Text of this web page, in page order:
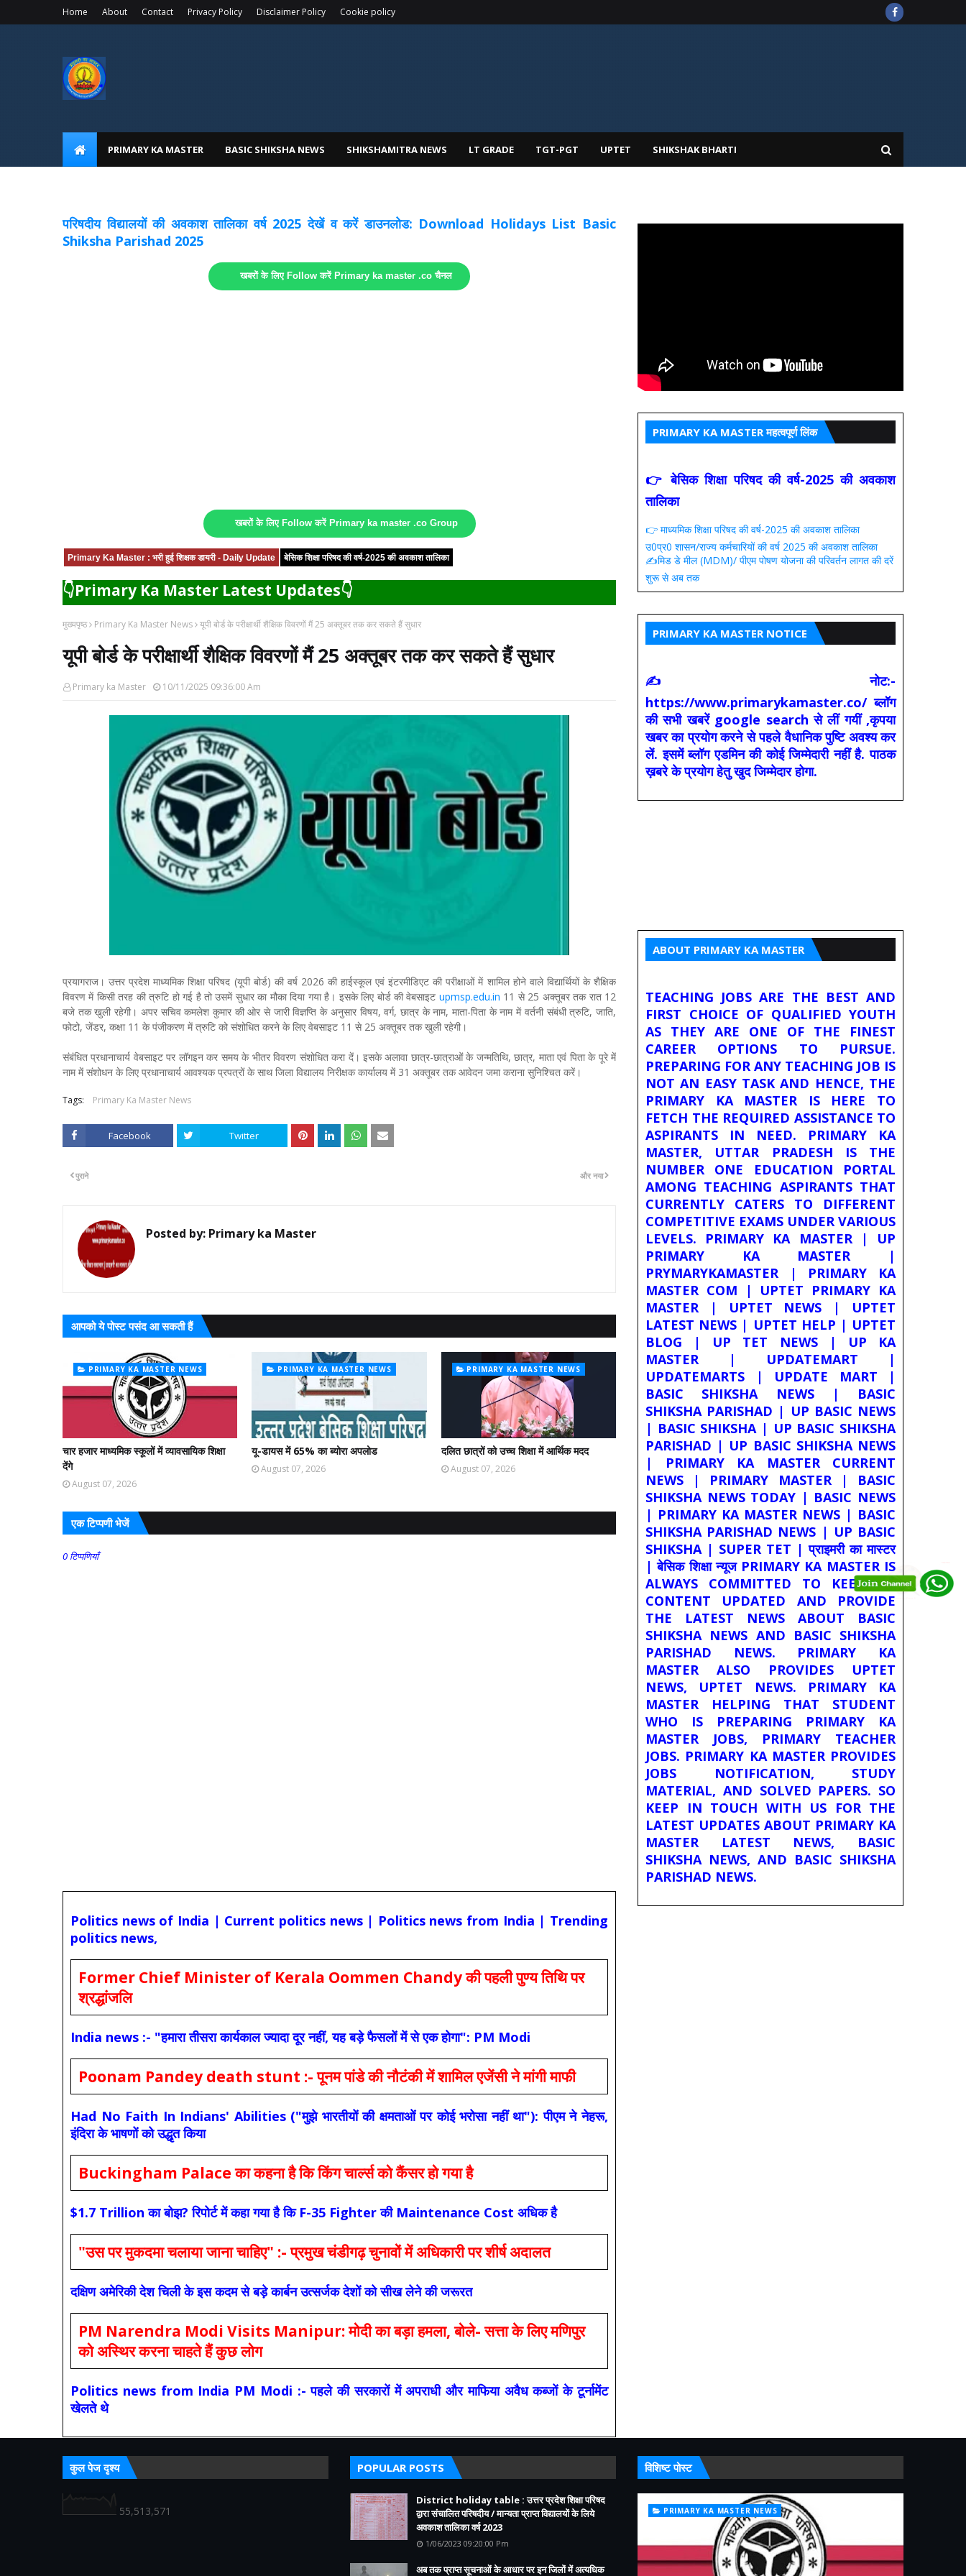
Home About Contact Privacy Policy Disclaimer Policy Cookie policy
PRIMARY KA MASTER BASIC SHIKSHA NEWS SHIKSHAMITRA NEWS LT GRADE TGT-PGT UPTET SHIKSHAK BHARTI
परिषदीय विद्यालयों की अवकाश तालिका वर्ष 2025 देखें व करें डाउनलोड: Download Holidays List Basic
Shiksha Parishad 2025
खबरों के लिए Follow करें Primary ka master .co चैनल
खबरों के लिए Follow करें Primary ka master .co Group
Primary Ka Master : भरी हुई शिक्षक डायरी - Daily Update बेसिक शिक्षा परिषद की वर्ष-2025 की अवकाश तालिका
👇Primary Ka Master Latest Updates👇
मुख्यपृष्ठ Primary Ka Master News यूपी बोर्ड के परीक्षार्थी शैक्षिक विवरणों मैं 25 अक्तूबर तक कर सकते हैं सुधार
यूपी बोर्ड के परीक्षार्थी शैक्षिक विवरणों मैं 25 अक्तूबर तक कर सकते हैं सुधार
Primary ka Master 10/11/2025 09:36:00 Am
प्रयागराज। उत्तर प्रदेश माध्यमिक शिक्षा परिषद (यूपी बोर्ड) की वर्ष 2026 की हाईस्कूल एवं इंटरमीडिएट की परीक्षाओं में शामिल होने वाले विद्यार्थियों के शैक्षिक
विवरण में किसी तरह की त्रुटि हो गई है तो उसमें सुधार का मौका दिया गया है। इसके लिए बोर्ड की वेबसाइट upmsp.edu.in 11 से 25 अक्तूबर तक रात 12
बजे तक खुली रहेगी। अपर सचिव कमलेश कुमार की ओर से जारी विज्ञप्ति के अनुसार विषय, वर्ग, छात्र के नाम, माता-पिता के नाम में वर्तनी संबंधी त्रुटि, जाति,
फोटो, जेंडर, कक्षा 11 के पंजीकरण में त्रुटि को संशोधित करने के लिए वेबसाइट 11 से 25 अक्तूबर तक खुली रहेगी।
संबंधित प्रधानाचार्य वेबसाइट पर लॉगइन कर समय के भीतर विवरण संशोधित करा दें। इसके अलावा छात्र-छात्राओं के जन्मतिथि, छात्र, माता एवं पिता के पूरे में
नाम में संशोधन के लिए प्रधानाचार्य आवश्यक प्रपत्रों के साथ जिला विद्यालय निरीक्षक कार्यालय में 31 अक्तूबर तक आवेदन जमा कराना सुनिश्चित करें।
Tags: Primary Ka Master News
Facebook Twitter
और नया
पुराने
Posted by: Primary ka Master
आपको ये पोस्ट पसंद आ सकती हैं
PRIMARY KA MASTER NEWS
चार हजार माध्यमिक स्कूलों में व्यावसायिक शिक्षा
देंगे
August 07, 2026
PRIMARY KA MASTER NEWS
यू-डायस में 65% का ब्योरा अपलोड
August 07, 2026
PRIMARY KA MASTER NEWS
दलित छात्रों को उच्च शिक्षा में आर्थिक मदद
August 07, 2026
एक टिप्पणी भेजें
0 टिप्पणियाँ
Politics news of India | Current politics news | Politics news from India | Trending
politics news,
Former Chief Minister of Kerala Oommen Chandy की पहली पुण्य तिथि पर
श्रद्धांजलि
India news :- "हमारा तीसरा कार्यकाल ज्यादा दूर नहीं, यह बड़े फैसलों में से एक होगा": PM Modi
Poonam Pandey death stunt :- पूनम पांडे की नौटंकी में शामिल एजेंसी ने मांगी माफी
Had No Faith In Indians' Abilities ("मुझे भारतीयों की क्षमताओं पर कोई भरोसा नहीं था"): पीएम ने नेहरू,
इंदिरा के भाषणों को उद्धृत किया
Buckingham Palace का कहना है कि किंग चार्ल्स को कैंसर हो गया है
$1.7 Trillion का बोझ? रिपोर्ट में कहा गया है कि F-35 Fighter की Maintenance Cost अधिक है
"उस पर मुकदमा चलाया जाना चाहिए" :- प्रमुख चंडीगढ़ चुनावों में अधिकारी पर शीर्ष अदालत
दक्षिण अमेरिकी देश चिली के इस कदम से बड़े कार्बन उत्सर्जक देशों को सीख लेने की जरूरत
PM Narendra Modi Visits Manipur: मोदी का बड़ा हमला, बोले- सत्ता के लिए मणिपुर
को अस्थिर करना चाहते हैं कुछ लोग
Politics news from India PM Modi :- पहले की सरकारों में अपराधी और माफिया अवैध कब्जों के टूर्नामेंट
खेलते थे
PRIMARY KA MASTER महत्वपूर्ण लिंक
👉 बेसिक शिक्षा परिषद की वर्ष-2025 की अवकाश
तालिका
👉 माध्यमिक शिक्षा परिषद की वर्ष-2025 की अवकाश तालिका
उ0प्र0 शासन/राज्य कर्मचारियों की वर्ष 2025 की अवकाश तालिका
✍️मिड डे मील (MDM)/ पीएम पोषण योजना की परिवर्तन लागत की दरें
शुरू से अब तक
PRIMARY KA MASTER NOTICE
✍ नोट:-
https://www.primarykamaster.co/ ब्लॉग
की सभी खबरें google search से लीं गयीं ,कृपया
खबर का प्रयोग करने से पहले वैधानिक पुष्टि अवश्य कर
लें. इसमें ब्लॉग एडमिन की कोई जिम्मेदारी नहीं है. पाठक
ख़बरे के प्रयोग हेतु खुद जिम्मेदार होगा.
ABOUT PRIMARY KA MASTER
TEACHING JOBS ARE THE BEST AND
FIRST CHOICE OF QUALIFIED YOUTH
AS THEY ARE ONE OF THE FINEST
CAREER OPTIONS TO PURSUE.
PREPARING FOR ANY TEACHING JOB IS
NOT AN EASY TASK AND HENCE, THE
PRIMARY KA MASTER IS HERE TO
FETCH THE REQUIRED ASSISTANCE TO
ASPIRANTS IN NEED. PRIMARY KA
MASTER, UTTAR PRADESH IS THE
NUMBER ONE EDUCATION PORTAL
AMONG TEACHING ASPIRANTS THAT
CURRENTLY CATERS TO DIFFERENT
COMPETITIVE EXAMS UNDER VARIOUS
LEVELS. PRIMARY KA MASTER | UP
PRIMARY KA MASTER |
PRYMARYKAMASTER | PRIMARY KA
MASTER COM | UPTET PRIMARY KA
MASTER | UPTET NEWS | UPTET
LATEST NEWS | UPTET HELP | UPTET
BLOG | UP TET NEWS | UP KA
MASTER | UPDATEMART |
UPDATEMARTS | UPDATE MART |
BASIC SHIKSHA NEWS | BASIC
SHIKSHA PARISHAD | UP BASIC NEWS
| BASIC SHIKSHA | UP BASIC SHIKSHA
PARISHAD | UP BASIC SHIKSHA NEWS
| PRIMARY KA MASTER CURRENT
NEWS | PRIMARY MASTER | BASIC
SHIKSHA NEWS TODAY | BASIC NEWS
| PRIMARY KA MASTER NEWS | BASIC
SHIKSHA PARISHAD NEWS | UP BASIC
SHIKSHA | SUPER TET | प्राइमरी का मास्टर
| बेसिक शिक्षा न्यूज PRIMARY KA MASTER IS
ALWAYS COMMITTED TO KEEP ITS
CONTENT UPDATED AND PROVIDE
THE LATEST NEWS ABOUT BASIC
SHIKSHA NEWS AND BASIC SHIKSHA
PARISHAD NEWS. PRIMARY KA
MASTER ALSO PROVIDES UPTET
NEWS, UPTET NEWS. PRIMARY KA
MASTER HELPING THAT STUDENT
WHO IS PREPARING PRIMARY KA
MASTER JOBS, PRIMARY TEACHER
JOBS. PRIMARY KA MASTER PROVIDES
JOBS NOTIFICATION, STUDY
MATERIAL, AND SOLVED PAPERS. SO
KEEP IN TOUCH WITH US FOR THE
LATEST UPDATES ABOUT PRIMARY KA
MASTER LATEST NEWS, BASIC
SHIKSHA NEWS, AND BASIC SHIKSHA
PARISHAD NEWS.
कुल पेज दृश्य
55,513,571
POPULAR POSTS
District holiday table : उत्तर प्रदेश शिक्षा परिषद
द्वारा संचालित परिषदीय / मान्यता प्राप्त विद्यालयों के लिये
अवकाश तालिका वर्ष 2023
1/06/2023 09:20:00 Pm
अब तक प्राप्त सूचनाओं के आधार पर इन जिलों में अत्यधिक
विशिष्ट पोस्ट
PRIMARY KA MASTER NEWS